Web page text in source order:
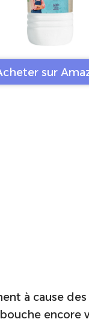
sur
à cause
encore